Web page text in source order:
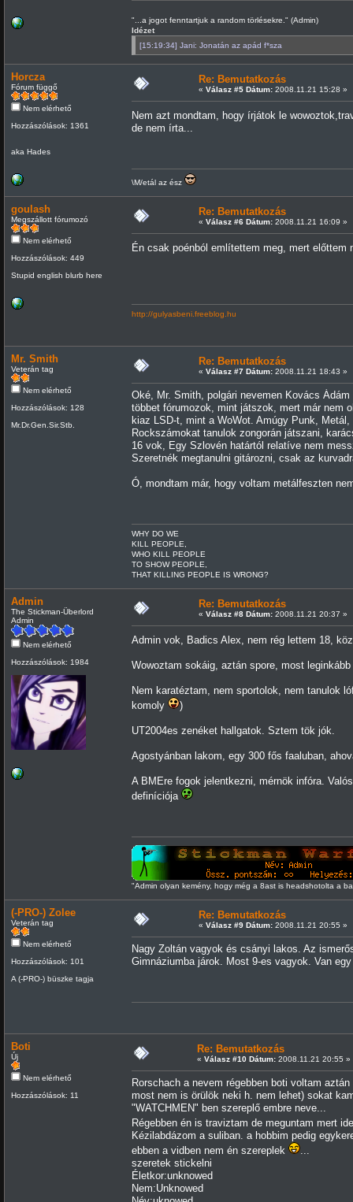
"...a jogot fenntartjuk a random törlésekre." (Admin)
Idézet
[15:19:34] Jani: Jonatán az apád f*sza
Horcza
Fórum függő
Nem elérhető
Hozzászólások: 1361
aka Hades
Re: Bemutatkozás
« Válasz #5 Dátum:2008.11.21 15:28 »
Nem azt mondtam, hogy írjátok le
de nem írta...
\M/etál az ész
goulash
Megszállott fórumozó
Nem elérhető
Hozzászólások: 449
Stupid english blurb here
Re: Bemutatkozás
« Válasz #6 Dátum:2008.11.21 16:09 »
Én csak poénból említettem meg, mert
http://gulyasbeni.freeblog.hu
Mr. Smith
Veterán tag
Nem elérhető
Hozzászólások: 128
Mr.Dr.Gen.Sir.Stb.
Re: Bemutatkozás
« Válasz #7 Dátum:2008.11.21 18:43 »
Oké, Mr. Smith, polgári nevemen Kovács
többet fórumozok, mint játszok, mert már nem
kiaz LSD-t, mint a WoWot. Amúgy Punk,
Rockszámokat tanulok zongorán játszani,
16 vok, Egy Szlovén határtól relatíve nem
Szeretnék megtanulni gitározni, csak az
Ó, mondtam már, hogy voltam metálfeszten
WHY DO WE
KILL PEOPLE,
WHO KILL PEOPLE
TO SHOW PEOPLE,
THAT KILLING PEOPLE IS WRONG?
Admin
The Stickman-Überlord
Admin
Nem elérhető
Hozzászólások: 1984
Re: Bemutatkozás
« Válasz #8 Dátum:2008.11.21 20:37 »
Admin vok, Badics Alex, nem rég lettem 18,
Wowoztam sokáig, aztán spore, most
Nem karatéztam, nem sportolok, nem tanulok
komoly
)
UT2004es zenéket hallgatok. Sztem tök jók.
Agostyánban lakom, egy 300 fős faaluban,
A BMEre fogok jelentkezni, mérnök infóra.
definíciója
"Admin olyan kemény, hogy még a 8ast is headshotolta a
(-PRO-) Zolee
Veterán tag
Nem elérhető
Hozzászólások: 101
A (-PRO-) büszke tagja
Re: Bemutatkozás
« Válasz #9 Dátum:2008.11.21 20:55 »
Nagy Zoltán vagyok és csányi lakos. Az
Gimnáziumba járok. Most 9-es vagyok. Van
Boti
Új
Nem elérhető
Hozzászólások: 11
Re: Bemutatkozás
« Válasz #10 Dátum:2008.11.21 20:55 »
Rorschach a nevem régebben boti voltam
most nem is örülök neki h. nem lehet) sokat
"WATCHMEN" ben szereplő embre neve...
Régebben én is traviztam de meguntam mert
Kézilabdázom a suliban. a hobbim pedig
ebben a vidben nem én szereplek
...
szeretek stickelni
Életkor:unknowed
Nem:Unknowed